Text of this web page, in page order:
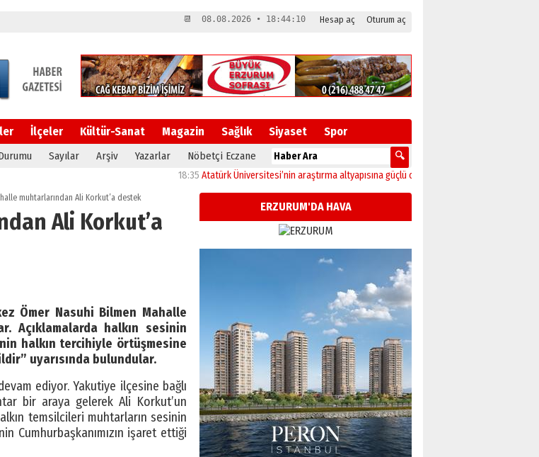
Hesap aç Oturum aç
📆 08.08.2026 • 18:44:11
İlçeler Kültür-Sanat Magazin Sağlık Siyaset Spor
Sayılar Arşiv Yazarlar Nöbetçi Eczane
Atatürk Üniversitesi’nin araştırma altyapısına güçlü onay 12:04
muhtarlarından Ali Korkut’a destek
Ali Korkut’a
Ömer Nasuhi Bilmen Mahalle
Açıklamalarda halkın sesinin
halkın tercihiyle örtüşmesine
uyarısında bulundular.
ediyor. Yakutiye ilçesine bağlı
bir araya gelerek Ali Korkut’un
temsilcileri muhtarların sesinin
Cumhurbaşkanımızın işaret ettiği
ERZURUM'DA HAVA